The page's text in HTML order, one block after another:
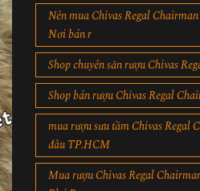
Nên mua Chivas Regal
Nơi bán r
Shop chuyên săn rượu Chivas
Shop bán rượu Chivas Regal
mua rượu sưu tầm Chivas Regal
đâu TP.HCM
Mua rượu Chivas Regal